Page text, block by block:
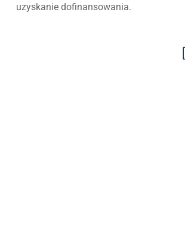
uzyskanie dofinansowania.